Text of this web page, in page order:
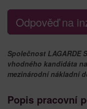
Odpověď na
Společnost LAGARDE
vhodného kandidáta
mezinárodní nákladní
Popis pracovní